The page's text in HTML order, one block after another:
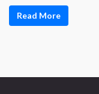
Read More